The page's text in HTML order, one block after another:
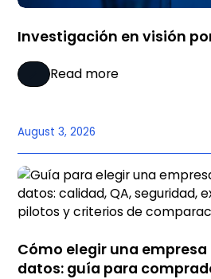
Investigación en visión
Read more
August 3, 2026
Cómo elegir una
datos: guía para